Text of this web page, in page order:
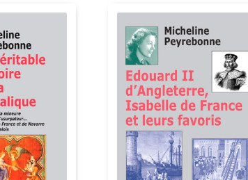
récent
au
plus